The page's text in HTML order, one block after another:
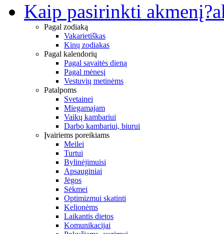
Kaip pasirinkti akmenį?
Pagal zodiaką
Vakarietiškas
Kinų zodiakas
Pagal kalendorių
Pagal savaitės dieną
Pagal mėnesį
Vestuvių metinėms
Patalpoms
Svetainei
Miegamajam
Vaikų kambariui
Darbo kambariui, biurui
Įvairiems poreikiams
Meilei
Turtui
Bylinėjimuisi
Apsauginiai
Jėgos
Sėkmei
Optimizmui skatinti
Kelionėms
Laikantis dietos
Komunikacijai